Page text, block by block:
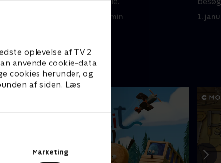
oplevelse af TV 2
anvende cookie-data
cookies herunder, og
af siden. Læs
Marketing
1. januar 2023 • 22 min 1.